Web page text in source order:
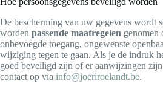
De bescherming van uw gegevens wordt
worden passende maatregelen genomen
onbevoegde toegang, ongewenste
wijziging tegen te gaan. Als je de indruk
goed beveiligd zijn of er aanwijzingen
contact op via info@joeriroelandt.be.